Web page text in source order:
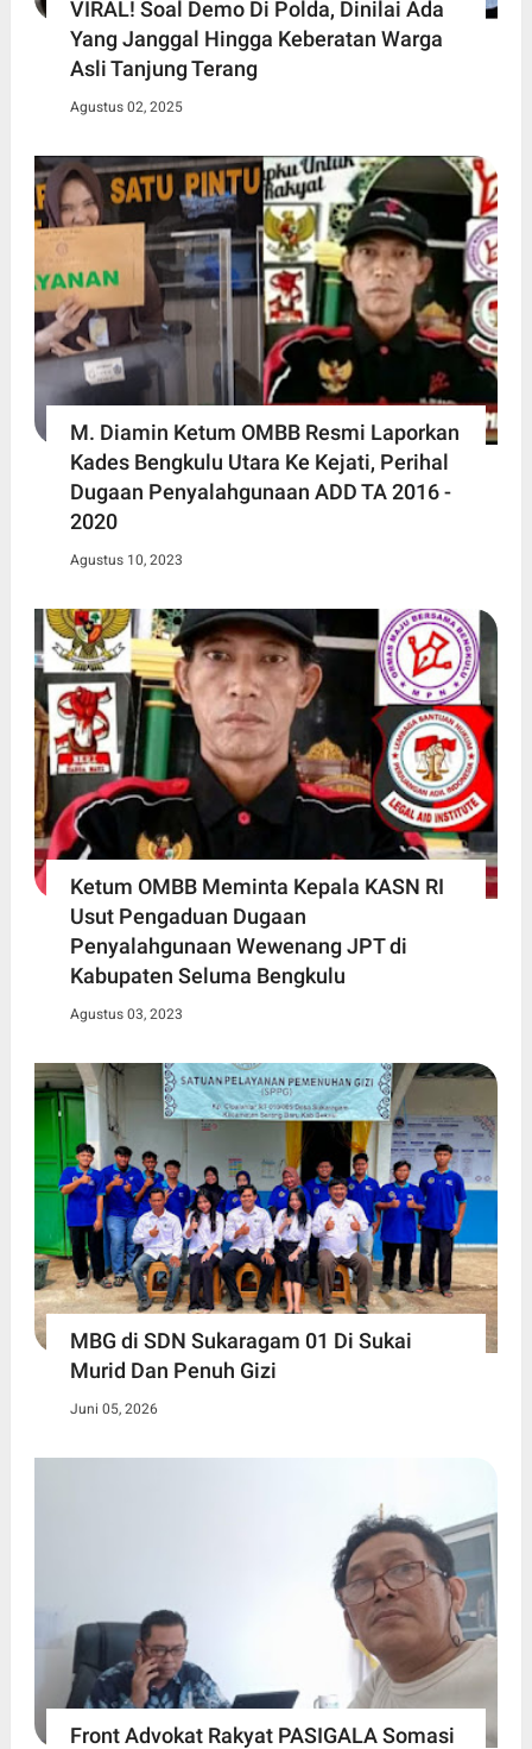
VIRAL! Soal Demo Di Polda, Dinilai Ada
Yang Janggal Hingga Keberatan Warga
Asli Tanjung Terang
Agustus 02, 2025
M. Diamin Ketum OMBB Resmi Laporkan
Kades Bengkulu Utara Ke Kejati, Perihal
Dugaan Penyalahgunaan ADD TA 2016 -
2020
Agustus 10, 2023
Ketum OMBB Meminta Kepala KASN RI
Usut Pengaduan Dugaan
Penyalahgunaan Wewenang JPT di
Kabupaten Seluma Bengkulu
Agustus 03, 2023
MBG di SDN Sukaragam 01 Di Sukai
Murid Dan Penuh Gizi
Juni 05, 2026
Front Advokat Rakyat PASIGALA Somasi